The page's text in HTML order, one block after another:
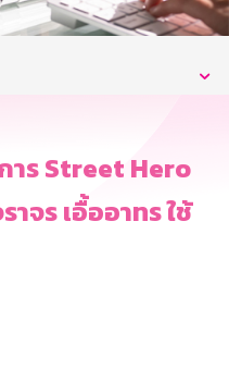
ร Street Hero
จร เอื้ออาทร ใช้